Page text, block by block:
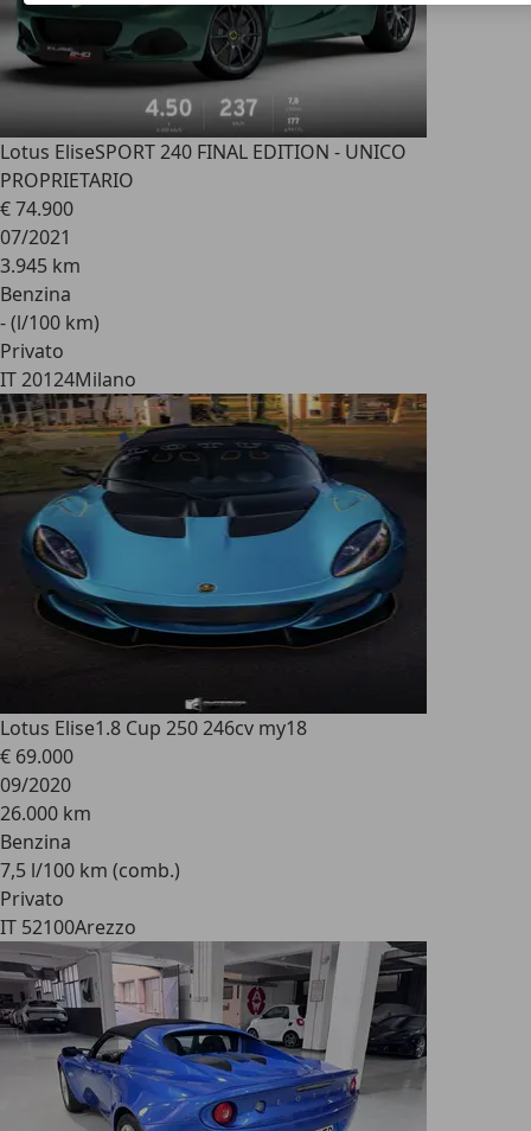
Lotus EliseSPORT 240 FINAL EDITION - UNICO
PROPRIETARIO
€ 74.900
07/2021
3.945 km
Benzina
- (l/100 km)
Privato
IT 20124Milano
Lotus Elise1.8 Cup 250 246cv my18
€ 69.000
09/2020
26.000 km
Benzina
7,5 l/100 km (comb.)
Privato
IT 52100Arezzo